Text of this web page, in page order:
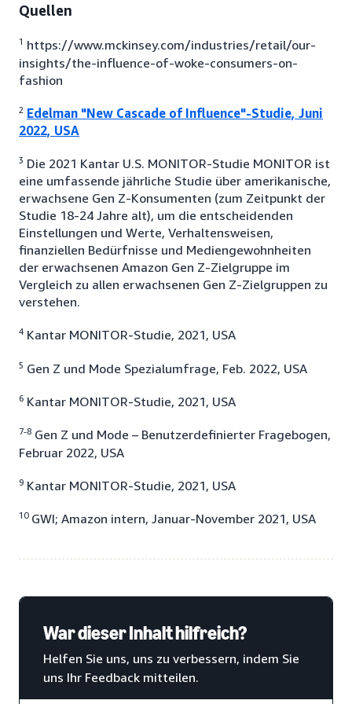
Quellen
1 https://www.mckinsey.com/industries/retail/our-
insights/the-influence-of-woke-consumers-on-
fashion
2 Edelman "New Cascade of Influence"-Studie, Juni
2022, USA
3 Die 2021 Kantar U.S. MONITOR-Studie MONITOR ist
eine umfassende jährliche Studie über amerikanische,
erwachsene Gen Z-Konsumenten (zum Zeitpunkt der
Studie 18-24 Jahre alt), um die entscheidenden
Einstellungen und Werte, Verhaltensweisen,
finanziellen Bedürfnisse und Mediengewohnheiten
der erwachsenen Amazon Gen Z-Zielgruppe im
Vergleich zu allen erwachsenen Gen Z-Zielgruppen zu
verstehen.
4 Kantar MONITOR-Studie, 2021, USA
5 Gen Z und Mode Spezialumfrage, Feb. 2022, USA
6 Kantar MONITOR-Studie, 2021, USA
7-8 Gen Z und Mode – Benutzerdefinierter Fragebogen,
Februar 2022, USA
9 Kantar MONITOR-Studie, 2021, USA
10GWI; Amazon intern, Januar-November 2021, USA
War dieser Inhalt hilfreich?
Helfen Sie uns, uns zu verbessern, indem Sie
uns Ihr Feedback mitteilen.